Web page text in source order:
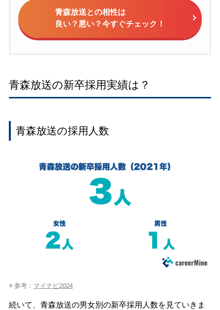
青森放送との相性は
良い？悪い？今すぐチェック！
青森放送の新卒採用実績は？
青森放送の採用人数
※ 参考： マイナビ2024
続いて、青森放送の男女別の新卒採用人数を見ていきま